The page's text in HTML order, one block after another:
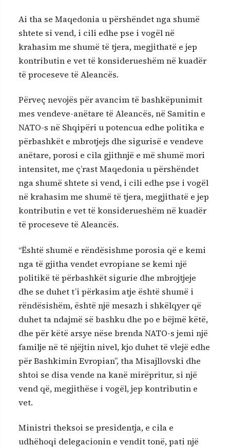
Ai tha se Maqedonia u përshëndet nga shumë
shtete si vend, i cili edhe pse i vogël në
krahasim me shumë të tjera, megjithatë e jep
kontributin e vet të konsiderueshëm në kuadër
të proceseve të Aleancës.
Përveç nevojës për avancim të bashkëpunimit
mes vendeve-anëtare të Aleancës, në Samitin e
NATO-s në Shqipëri u potencua edhe politika e
përbashkët e mbrotjejs dhe sigurisë e vendeve
anëtare, porosi e cila gjithnjë e më shumë mori
intensitet, me ç’rast Maqedonia u përshëndet
nga shumë shtete si vend, i cili edhe pse i vogël
në krahasim me shumë të tjera, megjithatë e jep
kontributin e vet të konsiderueshëm në kuadër
të proceseve të Aleancës.
“Është shumë e rëndësishme porosia që e kemi
nga të gjitha vendet evropiane se kemi një
politikë të përbashkët sigurie dhe mbrojtjeje
dhe se duhet t’i përkasim atje është shumë i
rëndësishëm, është një mesazh i shkëlqyer që
duhet ta ndajmë së bashku dhe po e bëjmë këtë,
dhe për këtë arsye nëse brenda NATO-s jemi një
familje në të njëjtin nivel, kjo duhet të vlejë edhe
për Bashkimin Evropian”, tha Misajllovski dhe
shtoi se disa vende na kanë mirëpritur, si një
vend që, megjithëse i vogël, jep kontributin e
vet.
Ministri theksoi se presidentja, e cila e
udhëhoqi delegacionin e vendit tonë, pati një